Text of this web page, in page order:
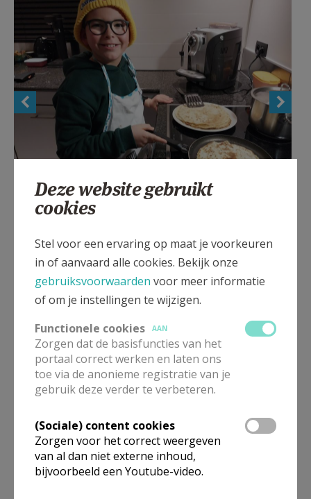
Vormelingengroepje Handen uit de mouwen - Sint-
Sint-Corneliusparochie Ninove
Meer
Deze website gebruikt
cookies
Stel voor een ervaring op maat je voorkeuren
in of aanvaard alle cookies. Bekijk onze
gebruiksvoorwaarden voor meer informatie
of om je instellingen te wijzigen.
Functionele cookies
AAN
Zorgen dat de basisfuncties van het
portaal correct werken en laten ons
toe via de anonieme registratie van je
gebruik deze verder te verbeteren.
(Sociale) content cookies
Zorgen voor het correct weergeven
van al dan niet externe inhoud,
bijvoorbeeld een Youtube-video.